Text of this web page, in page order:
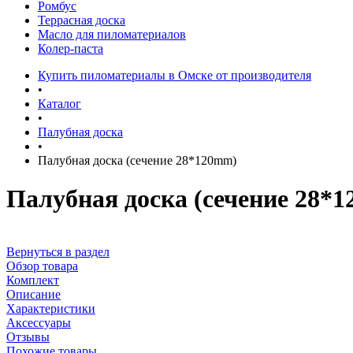
Ромбус
Террасная доска
Масло для пиломатериалов
Колер-паста
Купить пиломатериалы в Омске от производителя
•
Каталог
•
Палубная доска
•
Палубная доска (сечение 28*120mm)
Палубная доска (сечение
Вернуться в раздел
Обзор товара
Комплект
Описание
Характеристики
Аксессуары
Отзывы